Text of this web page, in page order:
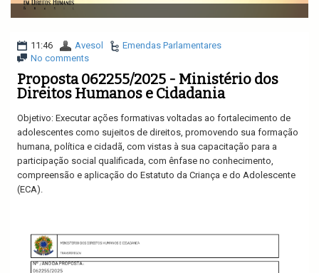
v
i
a
o
n
11:46 Avesol
Emendas Parlamentares
No comments
Proposta 062255/2025 - Ministério dos
Direitos Humanos e Cidadania
Objetivo: Executar ações formativas voltadas ao fortalecimento de
adolescentes como sujeitos de direitos, promovendo sua formação
humana, política e cidadã, com vistas à sua capacitação para a
participação social qualificada, com ênfase no conhecimento,
compreensão e aplicação do Estatuto da Criança e do Adolescente
(ECA).